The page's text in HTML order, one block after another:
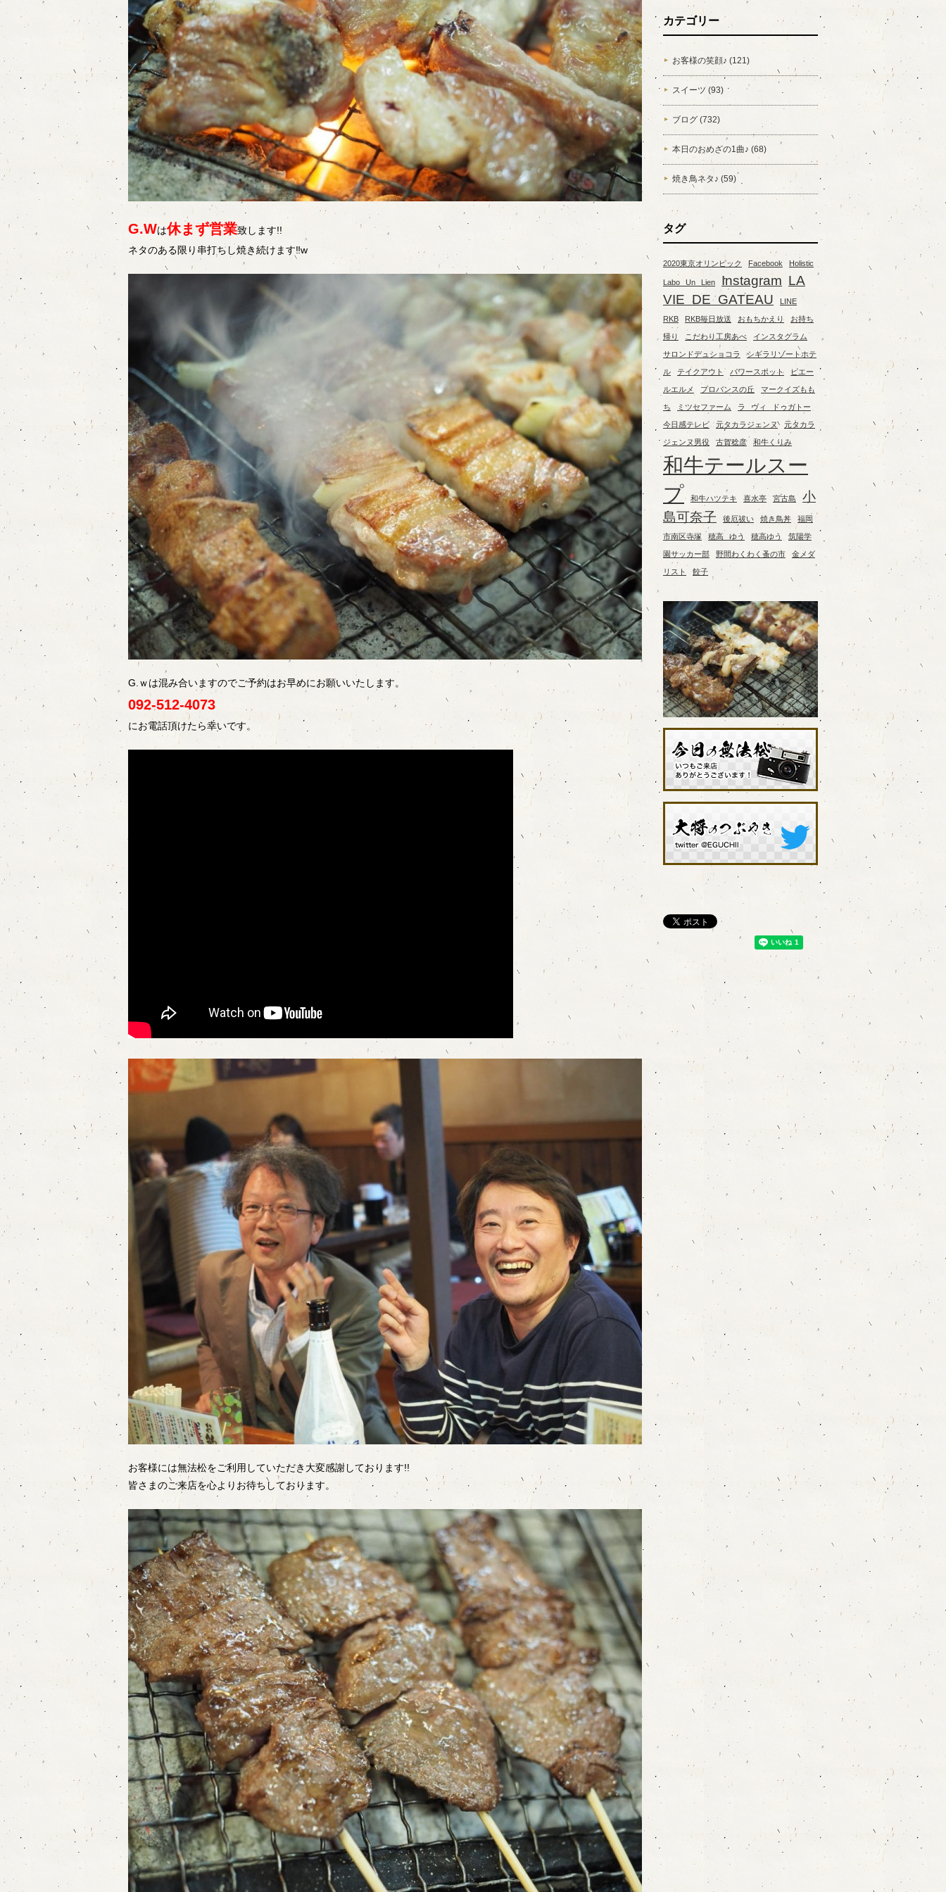
G.Wは休まず営業致します!!
ネタのある限り串打ちし焼き続けます‼w
G.ｗは混み合いますのでご予約はお早めにお願いいたします。
092-512-4073
にお電話頂けたら幸いです。
お客様には無法松をご利用していただき大変感謝しております!!
皆さまのご来店を心よりお待ちしております。
カテゴリー
お客様の笑顔♪ (121)
スイーツ (93)
ブログ (732)
本日のおめざの1曲♪ (68)
焼き鳥ネタ♪ (59)
タグ
2020東京オリンピック Facebook Holistic
Labo Un Lien Instagram LA
VIE DE GATEAU
LINE
RKB RKB毎日放送 おもちかえり お持ち
帰り こだわり工房あべ インスタグラム
サロンドデュショコラ シギラリゾートホテ
ル テイクアウト パワースポット ピエー
ルエルメ プロバンスの丘 マークイズもも
ち ミツセファーム ラ ヴィ ドゥガトー
今日感テレビ 元タカラジェンヌ 元タカラ
ジェンヌ男役 古賀稔彦 和牛くりみ
和牛テールスー
プ
和牛ハツテキ 喜水亭 宮古島
小
島可奈子
後厄祓い 焼き鳥丼 福岡
市南区寺塚 穂高 ゆう 穂高ゆう 筑陽学
園サッカー部 野間わくわく蚤の市 金メダ
リスト 餃子